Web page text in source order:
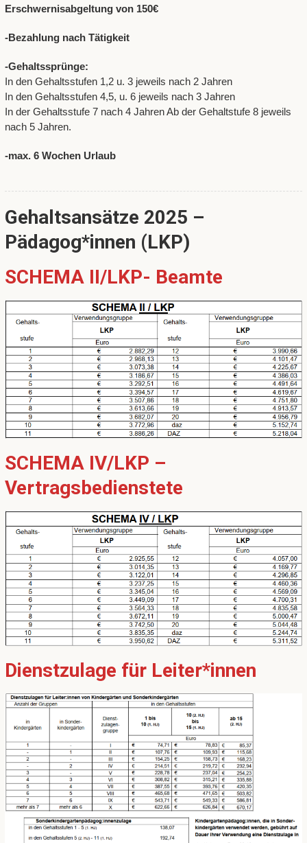
Erschwernisabgeltung von 150€
-Bezahlung nach Tätigkeit
-Gehaltssprünge:
In den Gehaltsstufen 1,2 u. 3 jeweils nach 2 Jahren
In den Gehaltsstufen 4,5, u. 6 jeweils nach 3 Jahren
In der Gehaltsstufe 7 nach 4 Jahren Ab der Gehaltstufe 8 jeweils
nach 5 Jahren.
-max. 6 Wochen Urlaub
Gehaltsansätze 2025 –
Pädagog*innen (LKP)
SCHEMA II/LKP- Beamte
SCHEMA IV/LKP –
Vertragsbedienstete
Dienstzulage für Leiter*innen